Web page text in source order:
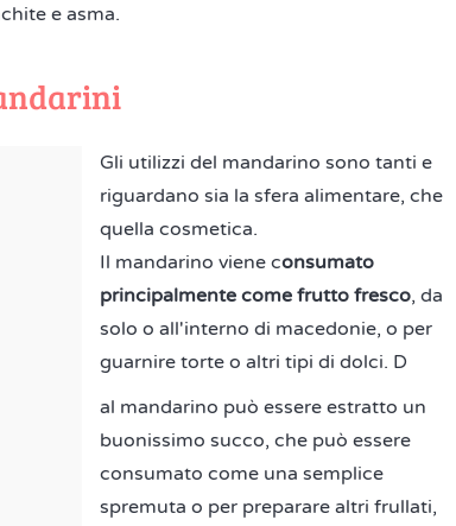
e asma.
Gli utilizzi del mandarino sono tanti e
riguardano sia la sfera alimentare, che
quella cosmetica.
Il mandarino viene consumato
principalmente come frutto fresco, da
solo o all'interno di macedonie, o per
guarnire torte o altri tipi di dolci. D
al mandarino può essere estratto un
buonissimo succo, che può essere
consumato come una semplice
spremuta o per preparare altri frullati,